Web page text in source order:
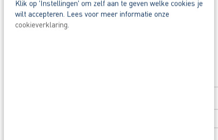
Klik op 'Instellingen' om zelf aan te geven welke cookies je
wilt accepteren. Lees voor meer informatie onze
cookieverklaring.
Waarom solliciteren via AB Vakwerk?
Snel naar een vast contract.
Heb je eerst nog vragen? App, bel of mail dan
Deel deze vacature: